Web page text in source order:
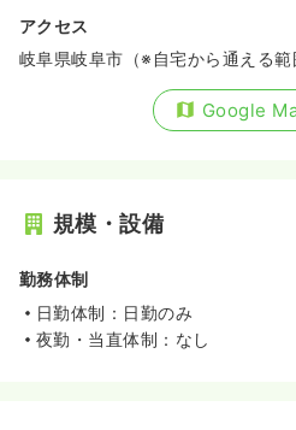
アクセス
岐阜県岐阜市（※自宅から通える範
Google
規模・設備
勤務体制
日勤体制：日勤のみ
夜勤・当直体制：なし